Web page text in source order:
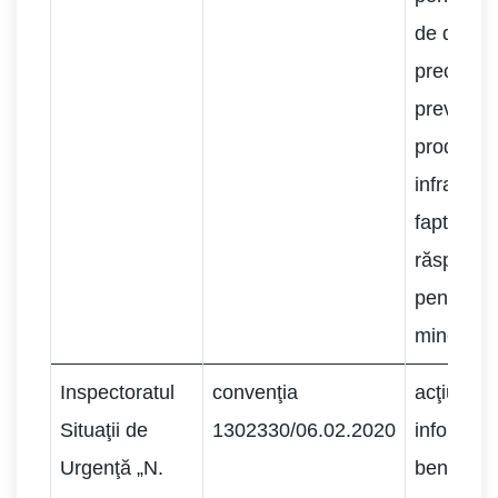
de
precum
fapte cu
penală
minorilor.
Inspectoratul
Situaţii de
Urgenţă „N.
convenţia
1302330/06.02.2020
acţiuni